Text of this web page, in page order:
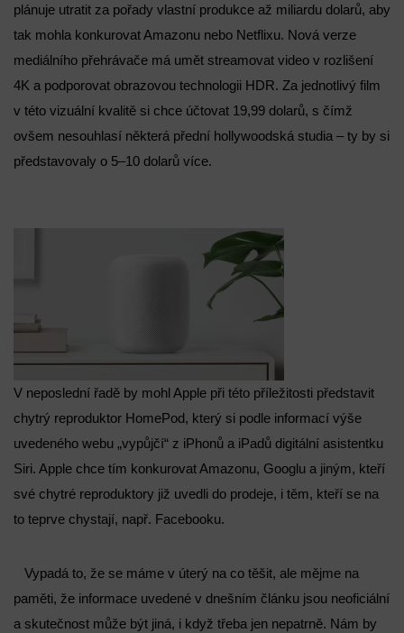
plánuje utratit za pořady vlastní produkce až miliardu dolarů, aby
tak mohla konkurovat Amazonu nebo Netflixu. Nová verze
mediálního přehrávače má umět streamovat video v rozlišení
4K a podporovat obrazovou technologii HDR. Za jednotlivý film
v této vizuální kvalitě si chce účtovat 19,99 dolarů, s čímž
ovšem nesouhlasí některá přední hollywoodská studia – ty by si
představovaly o 5–10 dolarů více.
V neposlední řadě by mohl Apple při této příležitosti představit
chytrý reproduktor HomePod, který si podle informací výše
uvedeného webu „vypůjčí“ z iPhonů a iPadů digitální asistentku
Siri. Apple chce tím konkurovat Amazonu, Googlu a jiným, kteří
své chytré reproduktory již uvedli do prodeje, i těm, kteří se na
to teprve chystají, např. Facebooku.
Vypadá to, že se máme v úterý na co těšit, ale mějme na
paměti, že informace uvedené v dnešním článku jsou neoficiální
a skutečnost může být jiná, i když třeba jen nepatrně. Nám by